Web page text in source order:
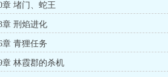
章 堵门、蛇王
章 刑焰进化
章 青狸任务
章 林霞郡的杀机